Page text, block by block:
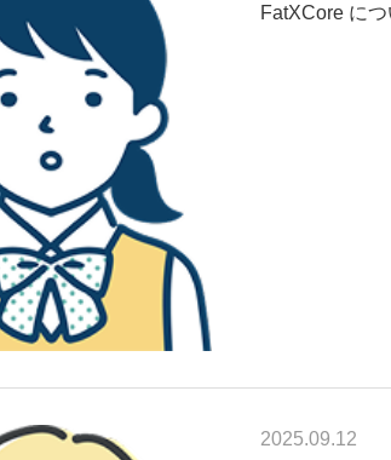
FatXCore につ
2025.09.12